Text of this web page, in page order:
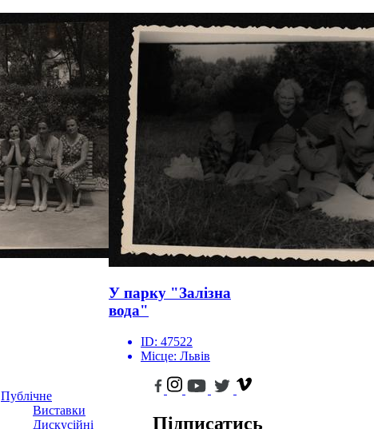
У парку "Залізна
вода"
ID: 47522
Місце: Львів
Публічне
Виставки
Дискусійні
Підписатись